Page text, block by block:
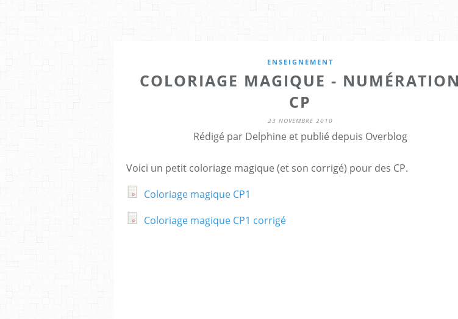
ENSEIGNEMENT
COLORIAGE MAGIQUE - NUMÉRATION
CP
23 NOVEMBRE 2010
Rédigé par Delphine et publié depuis Overblog
Voici un petit coloriage magique (et son corrigé) pour des CP.
Coloriage magique CP1
Coloriage magique CP1 corrigé